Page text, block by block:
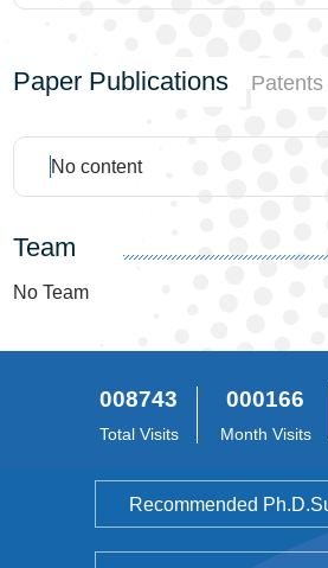
Paper Publications Patents
No content
Team
No Team
008743
Total Visits
000166
Month Visits
Recommended